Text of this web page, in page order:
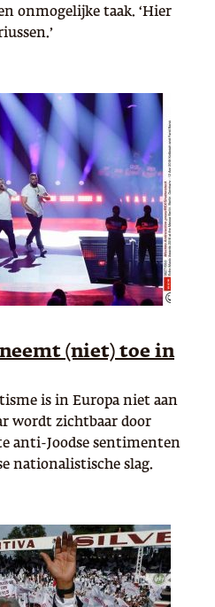
onmogelijke taak. ‘Hier
(niet) toe in
is in Europa niet aan
wordt zichtbaar door
anti-Joodse sentimenten
nationalistische slag.